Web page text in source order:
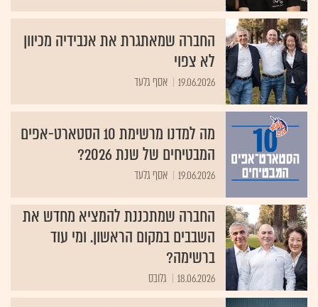
החברה שמאתגרת את אנבידיה מכיוון
לא צפוי
19.06.2026 אסף גלעד
מה למדנו מרשימת 10 הסטארט-אפים
המבטיחים של שנת 2026?
19.06.2026 אסף גלעד
החברה שמתכננת להמציא מחדש את
השבבים במקום הראשון. ומי עוד
ברשימה?
18.06.2026 גלובס